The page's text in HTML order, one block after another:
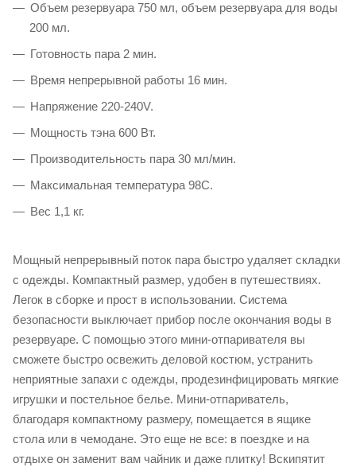
Объем резервуара 750 мл, объем резервуара для воды
200 мл.
Готовность пара 2 мин.
Время непрерывной работы 16 мин.
Напряжение 220-240V.
Мощность тэна 600 Вт.
Производительность пара 30 мл/мин.
Максимальная температура 98С.
Вес 1,1 кг.
Мощный непрерывный поток пара быстро удаляет складки
с одежды. Компактный размер, удобен в путешествиях.
Легок в сборке и прост в использовании. Система
безопасности выключает прибор после окончания воды в
резервуаре. С помощью этого мини-отпаривателя вы
сможете быстро освежить деловой костюм, устранить
неприятные запахи с одежды, продезинфицировать мягкие
игрушки и постельное белье. Мини-отпариватель,
благодаря компактному размеру, помещается в ящике
стола или в чемодане. Это еще не все: в поездке и на
отдыхе он заменит вам чайник и даже плитку! Вскипятит